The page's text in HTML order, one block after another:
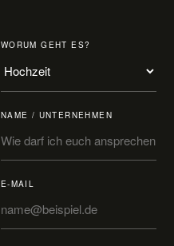
WORUM GEHT ES?
NAME / UNTERNEHMEN
E-MAIL